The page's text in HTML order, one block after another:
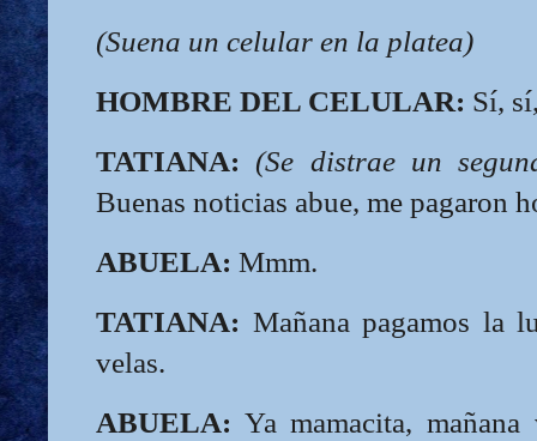
(Suena un celular en la platea)
HOMBRE DEL CELULAR: Sí,
TATIANA: (Se distrae un
Buenas noticias abue, me pagaron
ABUELA: Mmm.
TATIANA: Mañana pagamos la
velas.
ABUELA: Ya mamacita,